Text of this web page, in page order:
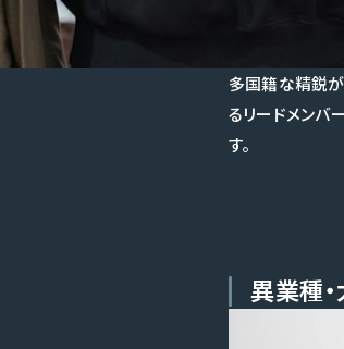
多国籍な精鋭が
るリードメンバ
す。
異業種